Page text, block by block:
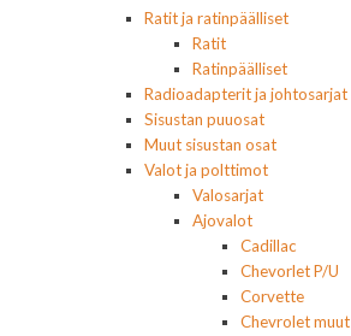
Ratit ja ratinpäälliset
Ratit
Ratinpäälliset
Radioadapterit ja johtosarjat
Sisustan puuosat
Muut sisustan osat
Valot ja polttimot
Valosarjat
Ajovalot
Cadillac
Chevorlet P/U
Corvette
Chevrolet muut